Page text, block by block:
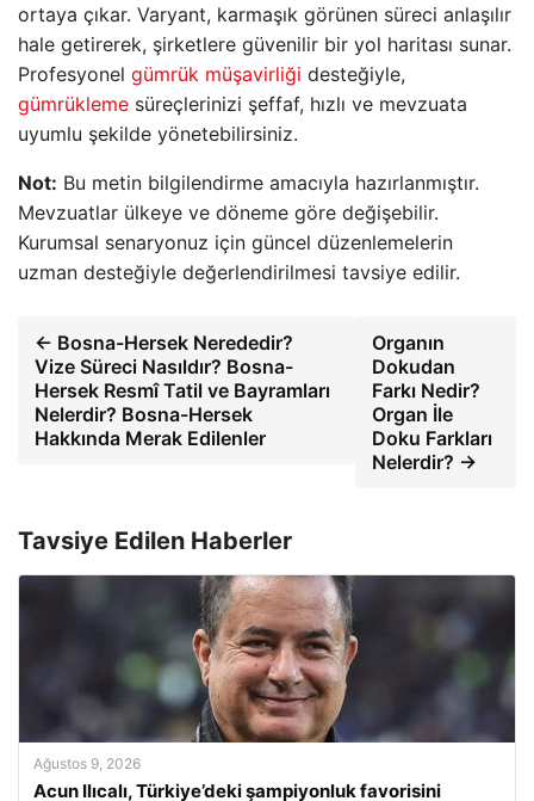
ortaya çıkar. Varyant, karmaşık görünen süreci anlaşılır
hale getirerek, şirketlere güvenilir bir yol haritası sunar.
Profesyonel gümrük müşavirliği desteğiyle,
gümrükleme süreçlerinizi şeffaf, hızlı ve mevzuata
uyumlu şekilde yönetebilirsiniz.
Not: Bu metin bilgilendirme amacıyla hazırlanmıştır.
Mevzuatlar ülkeye ve döneme göre değişebilir.
Kurumsal senaryonuz için güncel düzenlemelerin
uzman desteğiyle değerlendirilmesi tavsiye edilir.
← Bosna-Hersek Nerededir?
Vize Süreci Nasıldır? Bosna-
Hersek Resmî Tatil ve Bayramları
Nelerdir? Bosna-Hersek
Hakkında Merak Edilenler
Organın
Dokudan
Farkı Nedir?
Organ İle
Doku Farkları
Nelerdir? →
Tavsiye Edilen Haberler
Ağustos 9, 2026
Acun Ilıcalı, Türkiye’deki şampiyonluk favorisini